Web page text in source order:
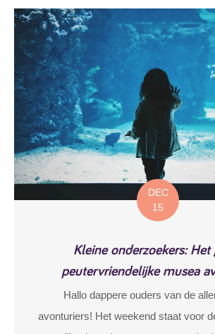
DEC
15
Kleine onderzoekers: Het
peutervriendelijke musea
Hallo dappere ouders van de
avonturiers! Het weekend staat voor